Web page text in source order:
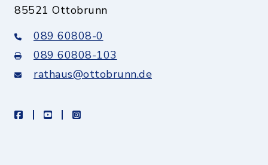
85521 Ottobrunn
089 60808-0
089 60808-103
rathaus@ottobrunn.de
facebookyoutubeinstagram